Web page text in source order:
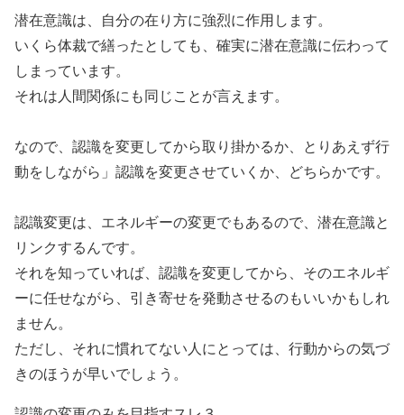
潜在意識は、自分の在り方に強烈に作用します。
いくら体裁で繕ったとしても、確実に潜在意識に伝わって
しまっています。
それは人間関係にも同じことが言えます。
なので、認識を変更してから取り掛かるか、とりあえず行
動をしながら」認識を変更させていくか、どちらかです。
認識変更は、エネルギーの変更でもあるので、潜在意識と
リンクするんです。
それを知っていれば、認識を変更してから、そのエネルギ
ーに任せながら、引き寄せを発動させるのもいいかもしれ
ません。
ただし、それに慣れてない人にとっては、行動からの気づ
きのほうが早いでしょう。